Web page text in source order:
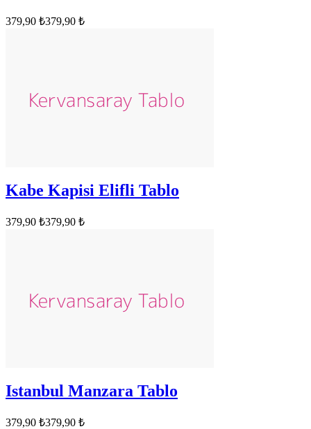
379,90 ₺379,90 ₺
Kabe Kapisi Elifli Tablo
379,90 ₺379,90 ₺
Istanbul Manzara Tablo
379,90 ₺379,90 ₺